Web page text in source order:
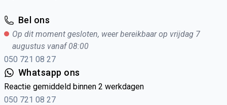
Bel ons
Op dit moment gesloten, weer bereikbaar op vrijdag 7
augustus vanaf 08:00
050 721 08 27
Whatsapp ons
Reactie gemiddeld binnen 2 werkdagen
050 721 08 27